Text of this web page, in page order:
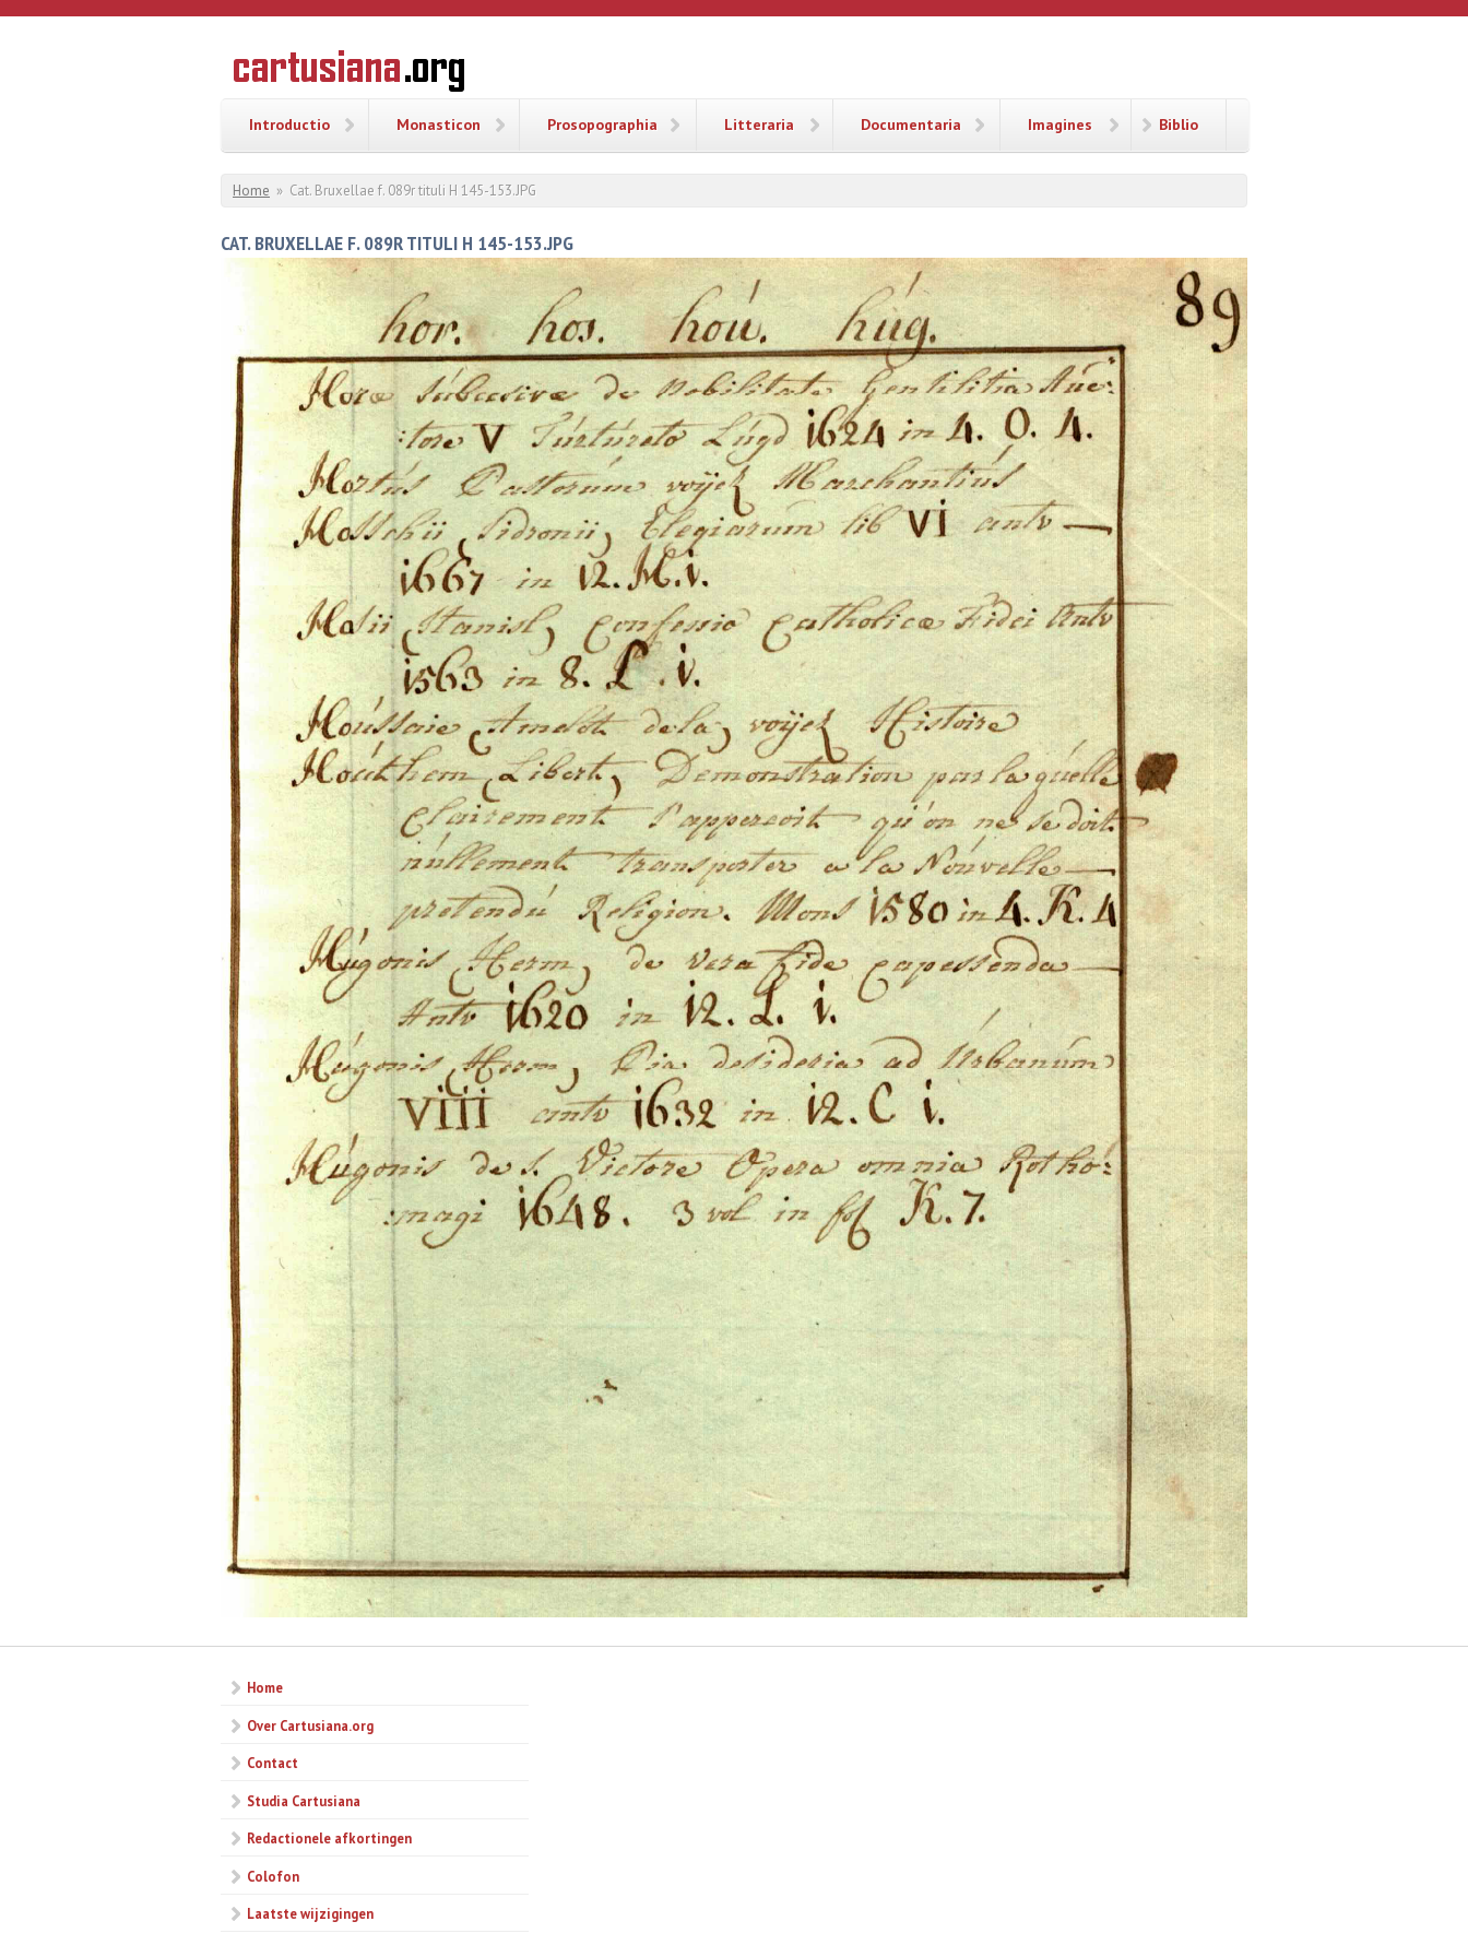
Overslaan en naar de inhoud gaan
CARTUSIANA
Geschiedenis
van de
Introductio Monasticon Prosopographia Litteraria Documentaria Imagines Biblio
U bent hier
Home » Cat. Bruxellae f. 089r tituli H 145-153.JPG
CAT. BRUXELLAE F. 089R TITULI H 145-153.JPG
Home
Over Cartusiana.org
Contact
Studia Cartusiana
Redactionele afkortingen
Colofon
Laatste wijzigingen